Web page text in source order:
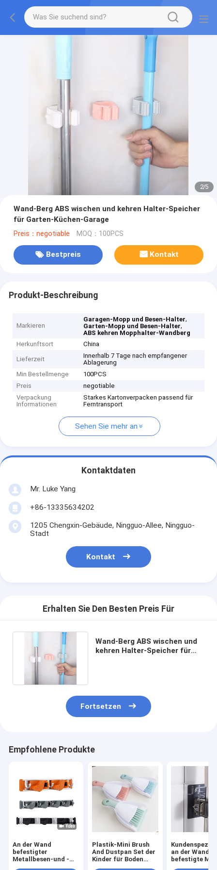
2/5
Wand-Berg ABS wischen und kehren Halter-Speicher
für Garten-Küchen-Garage
Preis：negotiable MOQ：100PCS
Bestpreis Kontakt
Produkt-Beschreibung
Markieren
Garagen-Mopp und Besen-Halter,
Garten-Mopp und Besen-Halter,
ABS kehren Mopphalter-Wandberg
Herkunftsort
China
Lieferzeit
Innerhalb 7 Tage nach empfangener
Ablagerung
Min Bestellmenge
100PCS
Preis
negotiable
Verpackung
Informationen
Starkes Kartonverpacken passend für
Ferntransport
Sehen Sie mehr an
Kontaktdaten
Mr. Luke Yang
+86-13335634202
1205 Chengxin-Gebäude, Ningguo-Allee, Ningguo-
Stadt
Kontakt
Erhalten Sie Den Besten Preis Für
Wand-Berg ABS wischen und
kehren Halter-Speicher für
Fortsetzen
Empfohlene Produkte
An der Wand
befestigter
Metallbesen-und -
Plastik-Mini Brush
And Dustpan Set der
Kinder für Boden
an der Wand
befestigte